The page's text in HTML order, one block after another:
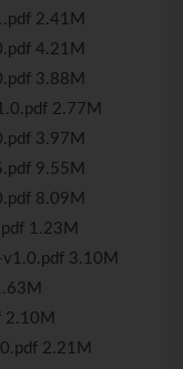
2.41M
4.21M
3.88M
2.77M
3.97M
9.55M
8.09M
1.23M
3.10M
2.10M
2.21M